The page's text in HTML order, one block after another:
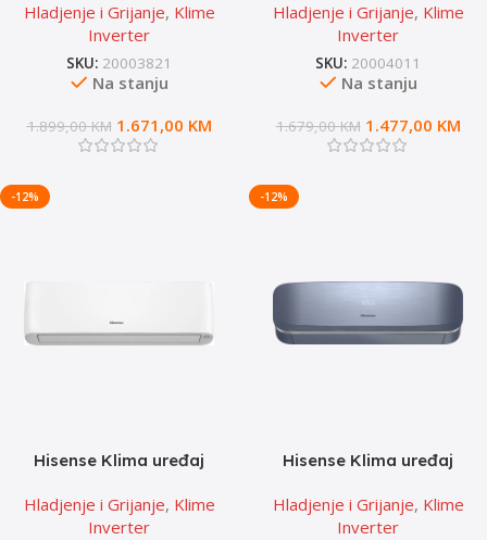
Energy SE
Hladjenje i Grijanje, Klime
Inverter
SKU: 20003821
Na stanju
1.899,00KM 1.671,00 KM
Fresh Master
Hladjenje i Grijanje, Klime
Inverter
SKU: 20004011
Na stanju
1.679,00KM 1.477,00 KM
-12%
Hisense Klima uređaj
Plus
Hladjenje i Grijanje, Klime
Inverter
-12%
Hisense Klima uređaj
Hladjenje i Grijanje, Klime
Inverter